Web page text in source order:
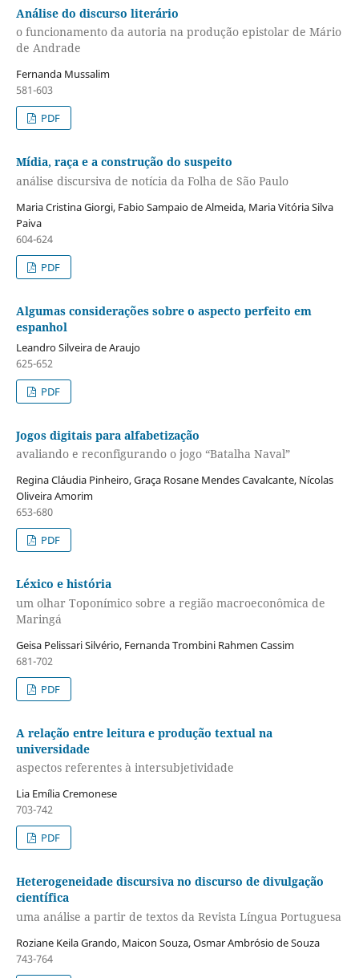
Análise do discurso literário
o funcionamento da autoria na produção epistolar de Mário
de Andrade
Fernanda Mussalim
581-603
PDF
Mídia, raça e a construção do suspeito
análise discursiva de notícia da Folha de São Paulo
Maria Cristina Giorgi, Fabio Sampaio de Almeida, Maria Vitória Silva
Paiva
604-624
PDF
Algumas considerações sobre o aspecto perfeito em
espanhol
Leandro Silveira de Araujo
625-652
PDF
Jogos digitais para alfabetização
avaliando e reconfigurando o jogo “Batalha Naval”
Regina Cláudia Pinheiro, Graça Rosane Mendes Cavalcante, Nícolas
Oliveira Amorim
653-680
PDF
Léxico e história
um olhar Toponímico sobre a região macroeconômica de
Maringá
Geisa Pelissari Silvério, Fernanda Trombini Rahmen Cassim
681-702
PDF
A relação entre leitura e produção textual na
universidade
aspectos referentes à intersubjetividade
Lia Emília Cremonese
703-742
PDF
Heterogeneidade discursiva no discurso de divulgação
científica
uma análise a partir de textos da Revista Língua Portuguesa
Roziane Keila Grando, Maicon Souza, Osmar Ambrósio de Souza
743-764